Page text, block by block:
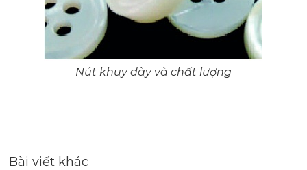
Nút khuy dày và chất lượng
Bài viết khác